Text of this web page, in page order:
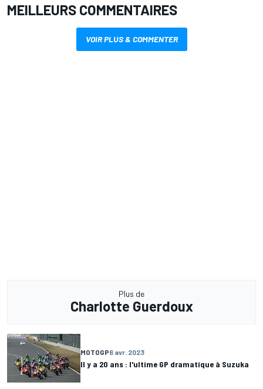
MEILLEURS COMMENTAIRES
VOIR PLUS & COMMENTER
Plus de
Charlotte Guerdoux
MOTOGP6 avr. 2023
Il y a 20 ans : l'ultime GP dramatique à Suzuka